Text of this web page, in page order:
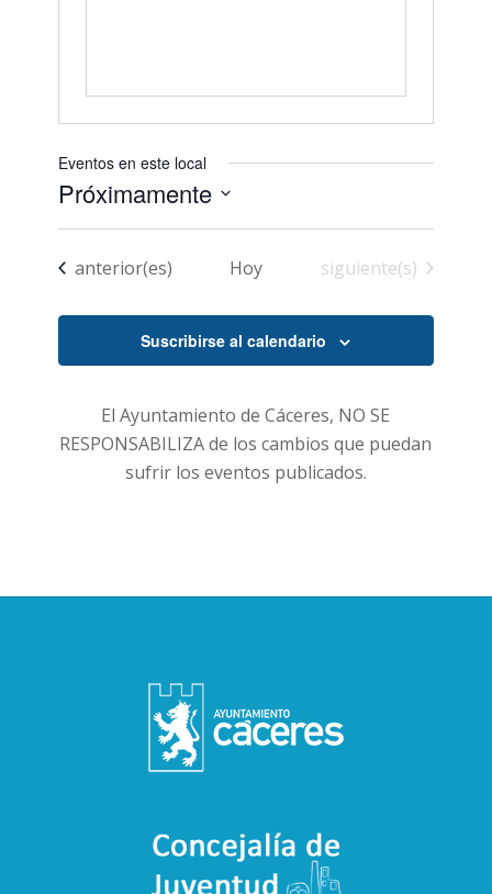
Eventos en este local
Próximamente
Seleccionar
Eventos
anterior(es) Hoy Eventos
siguiente(s)
Suscribirse al calendario
El Ayuntamiento de Cáceres, NO SE
RESPONSABILIZA de los cambios que puedan
sufrir los eventos publicados.